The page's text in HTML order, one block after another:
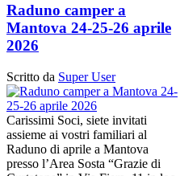
Raduno camper a
Mantova 24-25-26 aprile
2026
Scritto da Super User
Carissimi Soci, siete invitati
assieme ai vostri familiari al
Raduno di aprile a Mantova
presso l’Area Sosta “Grazie di